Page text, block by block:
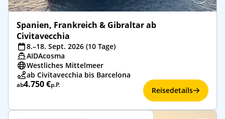
Spanien, Frankreich & Gibraltar ab
Civitavecchia
8.–18. Sept. 2026 (10 Tage)
AIDAcosma
Westliches Mittelmeer
ab Civitavecchia bis Barcelona
ab4.750 €p.P.
Reisedetails